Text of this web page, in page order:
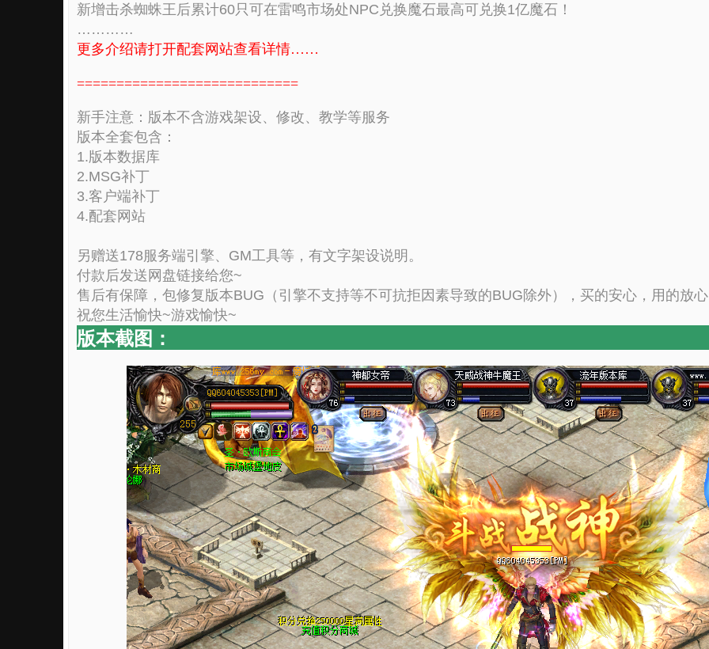
新增击杀蜘蛛王后累计60只可在雷鸣市场处NPC兑换魔石最高可兑换1亿魔石！
…………
更多介绍请打开配套网站查看详情……
============================
新手注意：版本不含游戏架设、修改、教学等服务
版本全套包含：
1.版本数据库
2.MSG补丁
3.客户端补丁
4.配套网站
另赠送178服务端引擎、GM工具等，有文字架设说明。
付款后发送网盘链接给您~
售后有保障，包修复版本BUG（引擎不支持等不可抗拒因素导致的BUG除外），买的安心，用的放
祝您生活愉快~游戏愉快~
版本截图：